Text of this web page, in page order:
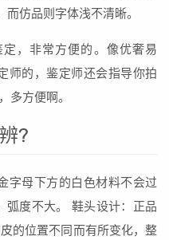
仿品则字体浅不清晰。
，非常方便的。像优奢易
师的，鉴定师还会指导你拍
多方便啊。
?
字母下方的白色材料不会过
弧度不大。 鞋头设计：正品
的位置不同而有所变化，整